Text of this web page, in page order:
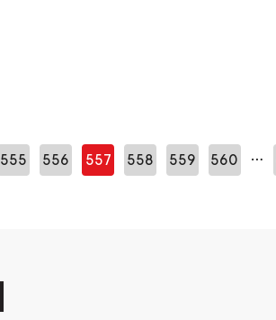
555 556 557 558 559 560 …